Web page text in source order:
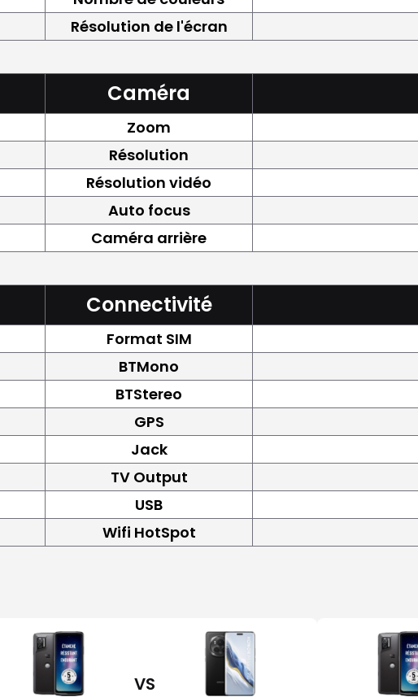
Résolution de l'écran
Caméra
Zoom
Résolution
Résolution vidéo
Auto focus
Caméra arrière
Connectivité
Format SIM
BTMono
BTStereo
GPS
Jack
TV Output
USB
Wifi HotSpot
VS